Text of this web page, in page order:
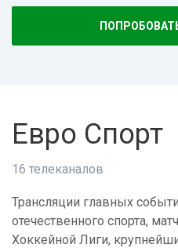
Евро Спорт
16 телеканалов
Трансляции главных
отечественного спорта,
Хоккейной Лиги,